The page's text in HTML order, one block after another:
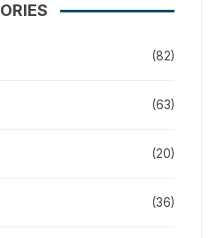
(82)
(63)
(20)
(36)